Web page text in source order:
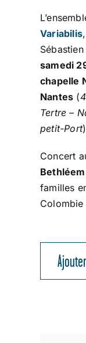
Variabilis
samedi
chapelle
Nantes (
Tertre –
petit-Port
Concert
familles
Colombie